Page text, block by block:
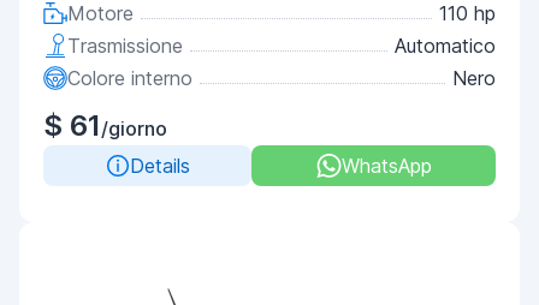
Motore
110 hp
Trasmissione
Automatico
Colore interno
Nero
$ 61/giorno
Details
WhatsApp